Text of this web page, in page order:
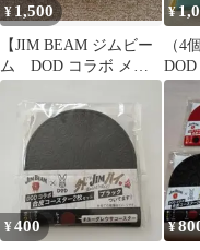
¥ 1,500
【JIM BEAM ジムビー
ム DOD コラボ メジ
ャーカップ 4個セッ
¥
（4
DOD
ンダ
¥400 ¥